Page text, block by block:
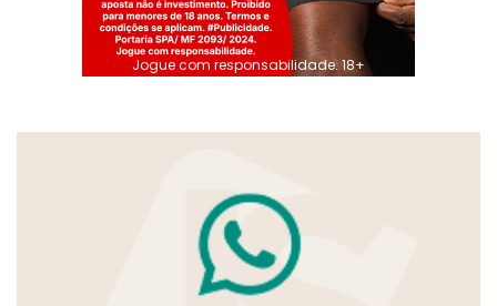
Jogue com responsabilidade. 18+